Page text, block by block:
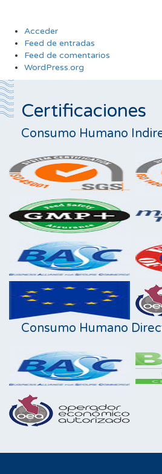
Acceder
Feed de entradas
Feed de comentarios
WordPress.org
Certificaciones
Consumo Humano
Consumo Humano